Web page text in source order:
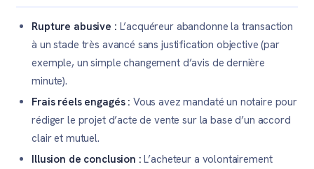
Rupture abusive : L’acquéreur abandonne la transaction
à un stade très avancé sans justification objective (par
exemple, un simple changement d’avis de dernière
minute).
Frais réels engagés : Vous avez mandaté un notaire pour
rédiger le projet d’acte de vente sur la base d’un accord
clair et mutuel.
Illusion de conclusion : L’acheteur a volontairement